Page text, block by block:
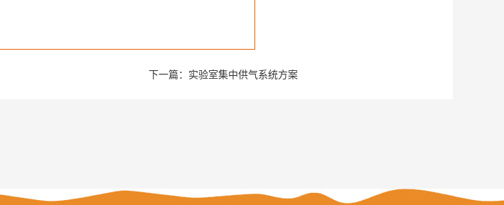
下一篇： 实验室集中供气系统方案